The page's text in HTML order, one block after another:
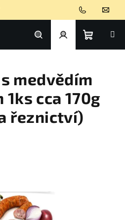
Hledat PřihlášeníNákupní
košík
medvědím
1ks cca 170g
řeznictví)